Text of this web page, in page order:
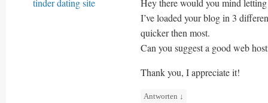
tinder dating site
Hey there would you mind
I’ve loaded your blog in 3
quicker then most.
Can you suggest a good web
Thank you, I appreciate it!
Antworten ↓